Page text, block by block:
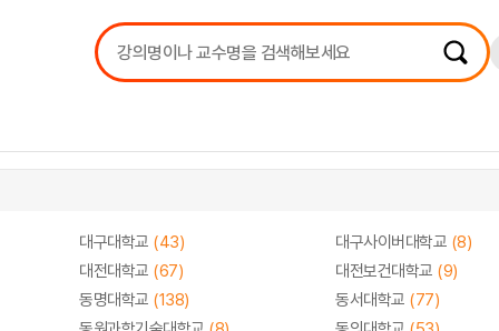
강의리스트
수강확인증강의
대구대학교 (43) 대구사이버대학교 (8)
대전대학교 (67) 대전보건대학교 (9)
동명대학교 (138) 동서대학교 (77)